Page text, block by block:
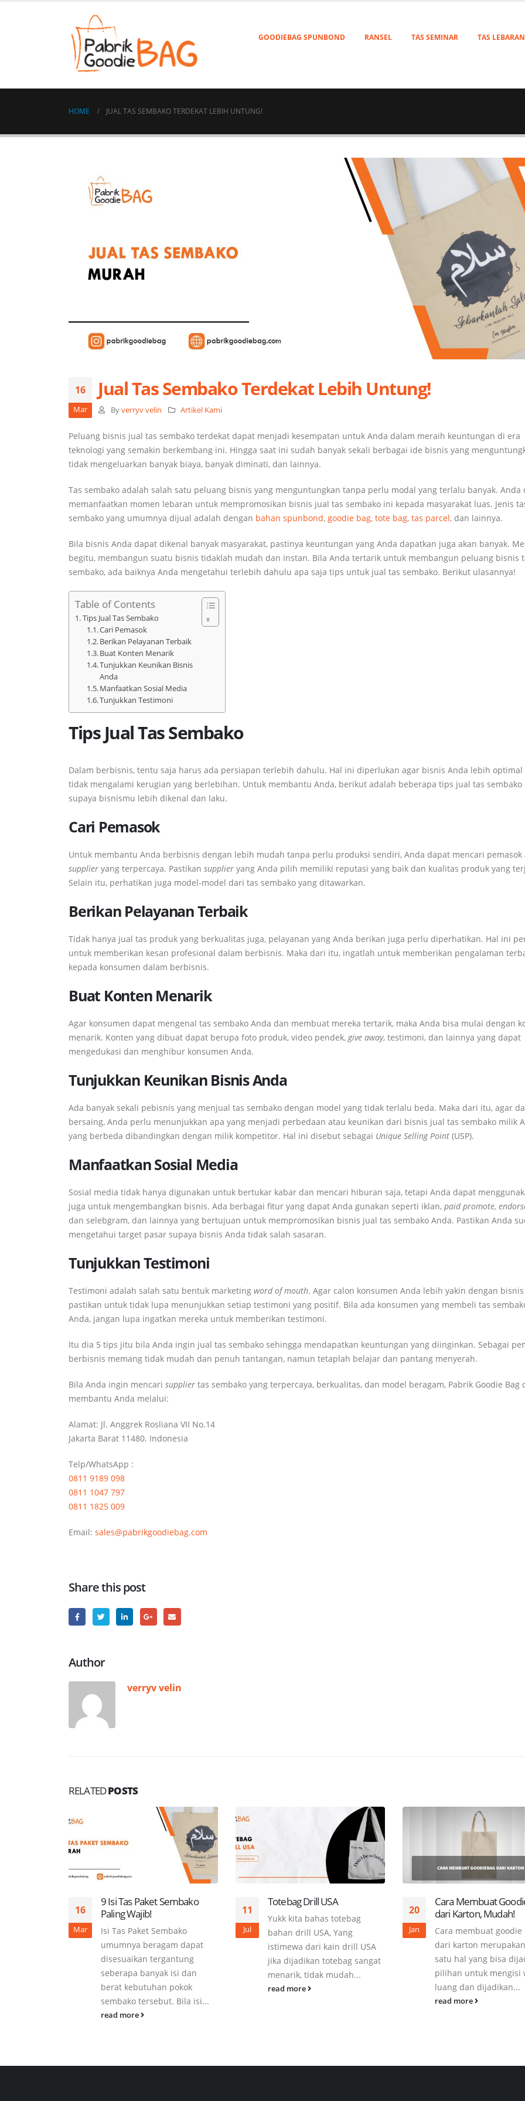
GOODIEBAG SPUNBOND RANSEL TAS SEMINAR TAS LEBARAN
HOME JUAL TAS SEMBAKO TERDEKAT LEBIH UNTUNG!
16
Mar
Jual Tas Sembako Terdekat Lebih Untung!
By verryv velin Artikel Kami
Peluang bisnis jual tas sembako terdekat dapat menjadi kesempatan untuk Anda dalam meraih keuntungan di era
teknologi yang semakin berkembang ini. Hingga saat ini sudah banyak sekali berbagai ide bisnis yang
tidak mengeluarkan banyak biaya, banyak diminati, dan lainnya.
Tas sembako adalah salah satu peluang bisnis yang menguntungkan tanpa perlu modal yang terlalu banyak. Anda
memanfaatkan momen lebaran untuk mempromosikan bisnis jual tas sembako ini kepada masyarakat luas. Jenis
sembako yang umumnya dijual adalah dengan bahan spunbond, goodie bag, tote bag, tas parcel, dan lainnya.
Bila bisnis Anda dapat dikenal banyak masyarakat, pastinya keuntungan yang Anda dapatkan juga akan banyak.
begitu, membangun suatu bisnis tidaklah mudah dan instan. Bila Anda tertarik untuk membangun peluang bisnis
sembako, ada baiknya Anda mengetahui terlebih dahulu apa saja tips untuk jual tas sembako. Berikut ulasannya!
Table of Contents
Tips Jual Tas Sembako
Cari Pemasok
Berikan Pelayanan Terbaik
Buat Konten Menarik
Tunjukkan Keunikan Bisnis
Anda
Manfaatkan Sosial Media
Tunjukkan Testimoni
Tips Jual Tas Sembako
Dalam berbisnis, tentu saja harus ada persiapan terlebih dahulu. Hal ini diperlukan agar bisnis Anda lebih optimal
tidak mengalami kerugian yang berlebihan. Untuk membantu Anda, berikut adalah beberapa tips jual tas sembako
supaya bisnismu lebih dikenal dan laku.
Cari Pemasok
Untuk membantu Anda berbisnis dengan lebih mudah tanpa perlu produksi sendiri, Anda dapat mencari pemasok
supplier yang terpercaya. Pastikan supplier yang Anda pilih memiliki reputasi yang baik dan kualitas produk yang
Selain itu, perhatikan juga model-model dari tas sembako yang ditawarkan.
Berikan Pelayanan Terbaik
Tidak hanya jual tas produk yang berkualitas juga, pelayanan yang Anda berikan juga perlu diperhatikan. Hal ini
untuk memberikan kesan profesional dalam berbisnis. Maka dari itu, ingatlah untuk memberikan pengalaman
kepada konsumen dalam berbisnis.
Buat Konten Menarik
Agar konsumen dapat mengenal tas sembako Anda dan membuat mereka tertarik, maka Anda bisa mulai dengan
menarik. Konten yang dibuat dapat berupa foto produk, video pendek, give away, testimoni, dan lainnya yang dapat
mengedukasi dan menghibur konsumen Anda.
Tunjukkan Keunikan Bisnis Anda
Ada banyak sekali pebisnis yang menjual tas sembako dengan model yang tidak terlalu beda. Maka dari itu, agar
bersaing, Anda perlu menunjukkan apa yang menjadi perbedaan atau keunikan dari bisnis jual tas sembako milik
yang berbeda dibandingkan dengan milik kompetitor. Hal ini disebut sebagai Unique Selling Point (USP).
Manfaatkan Sosial Media
Sosial media tidak hanya digunakan untuk bertukar kabar dan mencari hiburan saja, tetapi Anda dapat
juga untuk mengembangkan bisnis. Ada berbagai fitur yang dapat Anda gunakan seperti iklan, paid promote,
dan selebgram, dan lainnya yang bertujuan untuk mempromosikan bisnis jual tas sembako Anda. Pastikan Anda
mengetahui target pasar supaya bisnis Anda tidak salah sasaran.
Tunjukkan Testimoni
Testimoni adalah salah satu bentuk marketing word of mouth. Agar calon konsumen Anda lebih yakin dengan
pastikan untuk tidak lupa menunjukkan setiap testimoni yang positif. Bila ada konsumen yang membeli tas
Anda, jangan lupa ingatkan mereka untuk memberikan testimoni.
Itu dia 5 tips jitu bila Anda ingin jual tas sembako sehingga mendapatkan keuntungan yang diinginkan. Sebagai
berbisnis memang tidak mudah dan penuh tantangan, namun tetaplah belajar dan pantang menyerah.
Bila Anda ingin mencari supplier tas sembako yang terpercaya, berkualitas, dan model beragam, Pabrik Goodie Bag
membantu Anda melalui:
Alamat: Jl. Anggrek Rosliana VII No.14
Jakarta Barat 11480. Indonesia
Telp/WhatsApp :
0811 9189 098
0811 1047 797
0811 1825 009
Email: sales@pabrikgoodiebag.com
Share this post
Author
verryv velin
RELATEDPOSTS
16
Mar
9 Isi Tas Paket Sembako
Paling Wajib!
Isi Tas Paket Sembako
umumnya beragam dapat
disesuaikan tergantung
seberapa banyak isi dan
berat kebutuhan pokok
sembako tersebut. Bila isi...
read more
11
Jul
Totebag Drill USA
Yukk kita bahas totebag
bahan drill USA, Yang
istimewa dari kain drill USA
jika dijadikan totebag sangat
menarik, tidak mudah...
read more
20
Jan
Cara Membuat
dari Karton, Mudah!
Cara membuat goodie
dari karton
satu hal yang bisa
pilihan untuk mengisi
luang dan dijadikan...
read more